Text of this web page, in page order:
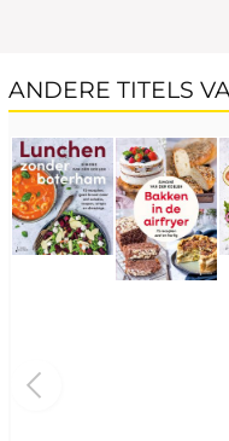
ANDERE TITELS